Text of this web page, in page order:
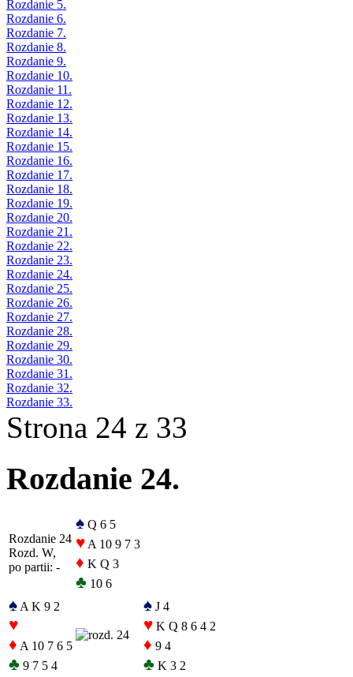
Rozdanie 5.
Rozdanie 6.
Rozdanie 7.
Rozdanie 8.
Rozdanie 9.
Rozdanie 10.
Rozdanie 11.
Rozdanie 12.
Rozdanie 13.
Rozdanie 14.
Rozdanie 15.
Rozdanie 16.
Rozdanie 17.
Rozdanie 18.
Rozdanie 19.
Rozdanie 20.
Rozdanie 21.
Rozdanie 22.
Rozdanie 23.
Rozdanie 24.
Rozdanie 25.
Rozdanie 26.
Rozdanie 27.
Rozdanie 28.
Rozdanie 29.
Rozdanie 30.
Rozdanie 31.
Rozdanie 32.
Rozdanie 33.
Strona 24 z 33
Rozdanie 24.
Rozdanie 24
Rozd. W,
po partii: -
♠ Q 6 5
♥ A 10 9 7 3
♦ K Q 3
♣ 10 6
♠ A K 9 2
♥
♦ A 10 7 6 5
♣ 9 7 5 4
♠ J 4
♥ K Q 8 6 4 2
♦ 9 4
♣ K 3 2